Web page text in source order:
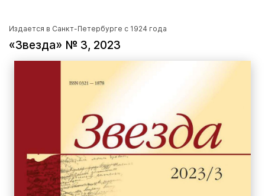
Издается в Санкт-Петербурге с 1924 года
«Звезда» № 3, 2023